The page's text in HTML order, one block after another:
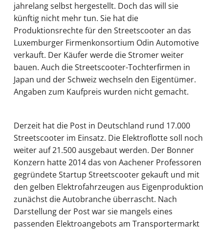
jahrelang selbst hergestellt. Doch das will sie
künftig nicht mehr tun. Sie hat die
Produktionsrechte für den Streetscooter an das
Luxemburger Firmenkonsortium Odin Automotive
verkauft. Der Käufer werde die Stromer weiter
bauen. Auch die Streetscooter-Tochterfirmen in
Japan und der Schweiz wechseln den Eigentümer.
Angaben zum Kaufpreis wurden nicht gemacht.
Derzeit hat die Post in Deutschland rund 17.000
Streetscooter im Einsatz. Die Elektroflotte soll noch
weiter auf 21.500 ausgebaut werden. Der Bonner
Konzern hatte 2014 das von Aachener Professoren
gegründete Startup Streetscooter gekauft und mit
den gelben Elektrofahrzeugen aus Eigenproduktion
zunächst die Autobranche überrascht. Nach
Darstellung der Post war sie mangels eines
passenden Elektroangebots am Transportermarkt